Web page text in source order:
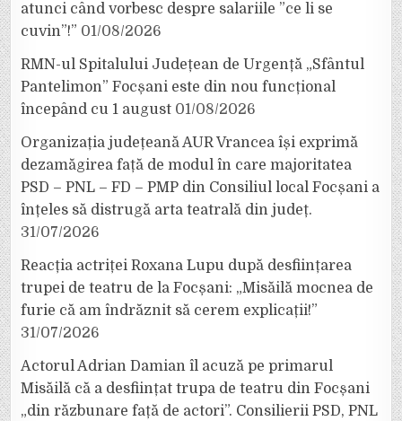
atunci când vorbesc despre salariile ”ce li se
cuvin”!” 01/08/2026
RMN-ul Spitalului Județean de Urgență „Sfântul
Pantelimon” Focșani este din nou funcțional
începând cu 1 august 01/08/2026
Organizația județeană AUR Vrancea își exprimă
dezamăgirea față de modul în care majoritatea
PSD – PNL – FD – PMP din Consiliul local Focșani a
înțeles să distrugă arta teatrală din județ.
31/07/2026
Reacția actriței Roxana Lupu după desființarea
trupei de teatru de la Focșani: „Misăilă mocnea de
furie că am îndrăznit să cerem explicații!”
31/07/2026
Actorul Adrian Damian îl acuză pe primarul
Misăilă că a desființat trupa de teatru din Focșani
„din răzbunare față de actori”. Consilierii PSD, PNL